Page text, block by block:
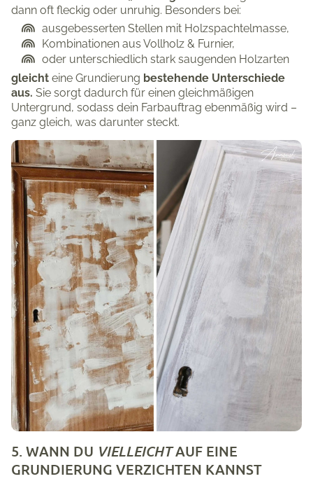
dann oft fleckig oder unruhig. Besonders bei:
ausgebesserten Stellen mit Holzspachtelmasse,
Kombinationen aus Vollholz & Furnier,
oder unterschiedlich stark saugenden Holzarten
gleicht eine Grundierung bestehende Unterschiede
aus. Sie sorgt dadurch für einen gleichmäßigen
Untergrund, sodass dein Farbauftrag ebenmäßig wird –
ganz gleich, was darunter steckt.
5. WANN DU VIELLEICHTAUF EINE
GRUNDIERUNG VERZICHTEN KANNST